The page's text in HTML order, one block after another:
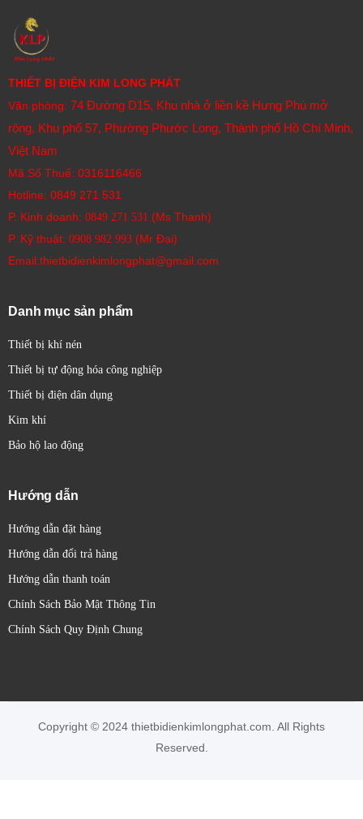
THIẾT BỊ ĐIỆN KIM LONG PHÁT
Văn phòng: 74 Đường D15, Khu nhà ở liền kề Hưng Phú mở
rộng, Khu phố 57, Phường Phước Long, Thành phố Hồ Chí Minh,
Việt Nam
Mã Số Thuế: 0316116466
Hotline: 0849 271 531
P. Kinh doanh: 0849 271 531 (Ms Thanh)
P. Kỹ thuật: 0908 982 993​ (Mr Đại)
Email:thietbidienkimlongphat@gmail.com
Danh mục sản phẩm
Thiết bị khí nén
Thiết bị tự động hóa công nghiệp
Thiết bị điện dân dụng
Kim khí
Bảo hộ lao động
Hướng dẫn
Hướng dẫn đặt hàng
Hướng dẫn đổi trả hàng
Hướng dẫn thanh toán
Chính Sách Bảo Mật Thông Tin
Chính Sách Quy Định Chung
Copyright © 2024 thietbidienkimlongphat.com. All Rights
Reserved.